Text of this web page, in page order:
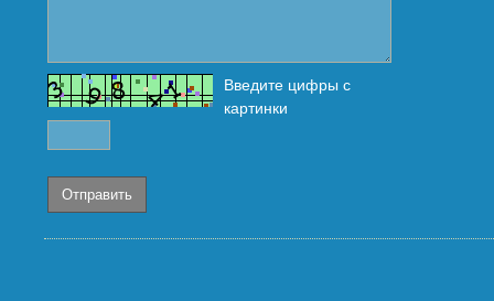
Введите цифры с
картинки